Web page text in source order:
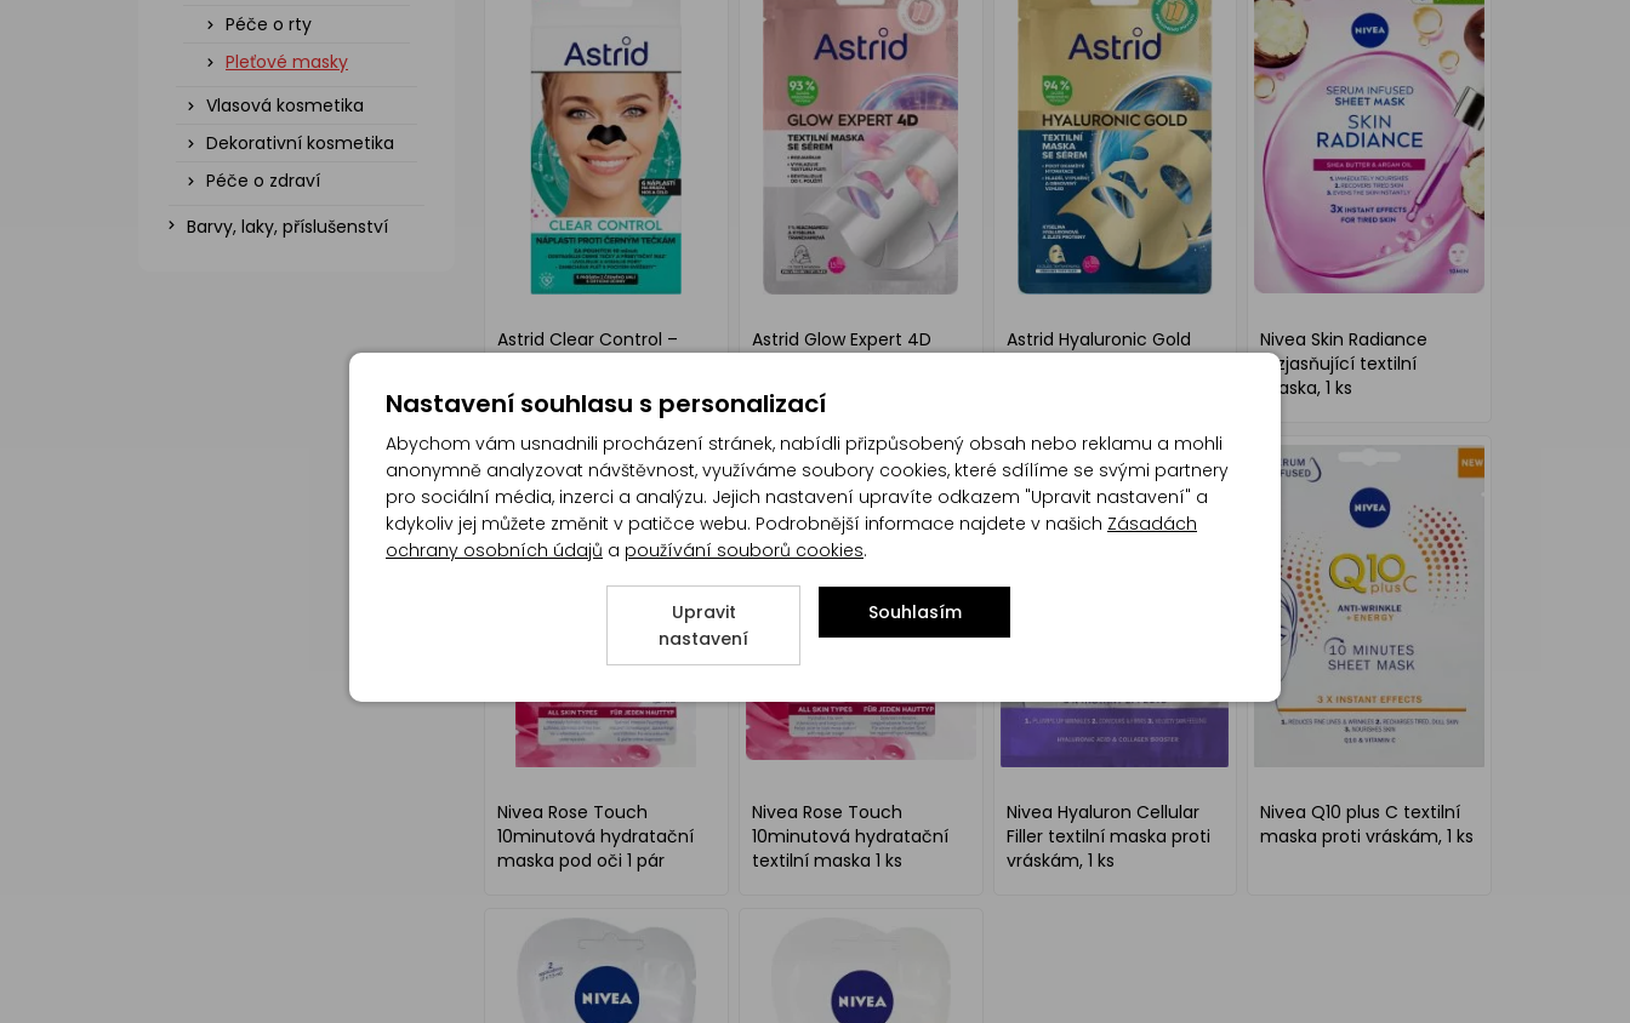
Péče o rty
Pleťové masky
Vlasová kosmetika
Dekorativní kosmetika
Péče o zdraví
Barvy, laky, příslušenství
Astrid Clear Control –
tečkám (6 ks)
Astrid Glow Expert 4D
Astrid Hyaluronic Gold
Nivea Skin Radiance
rozjasňující textilní
maska, 1 ks
Nivea Rose Touch
10minutová hydratační
maska pod oči 1 pár
Nivea Rose Touch
10minutová hydratační
textilní maska 1 ks
Nivea Hyaluron Cellular
Filler textilní maska proti
vráskám, 1 ks
Nivea Q10 plus C textilní
maska proti vráskám, 1 ks
Nastavení souhlasu s personalizací
Abychom vám usnadnili procházení stránek, nabídli přizpůsobený obsah nebo reklamu a mohli
anonymně analyzovat návštěvnost, využíváme soubory cookies, které sdílíme se svými partnery
pro sociální média, inzerci a analýzu. Jejich nastavení upravíte odkazem "Upravit nastavení" a
kdykoliv jej můžete změnit v patičce webu. Podrobnější informace najdete v našich Zásadách
ochrany osobních údajů a používání souborů cookies.
Upravit
nastavení
Souhlasím